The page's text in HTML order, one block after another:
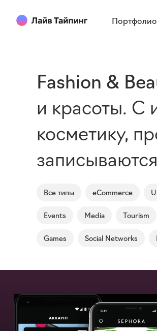
Портфолио
Fashion &
и красоты.
косметику,
Все типы eCommerce
Events Media Tourism
Games Social Networks